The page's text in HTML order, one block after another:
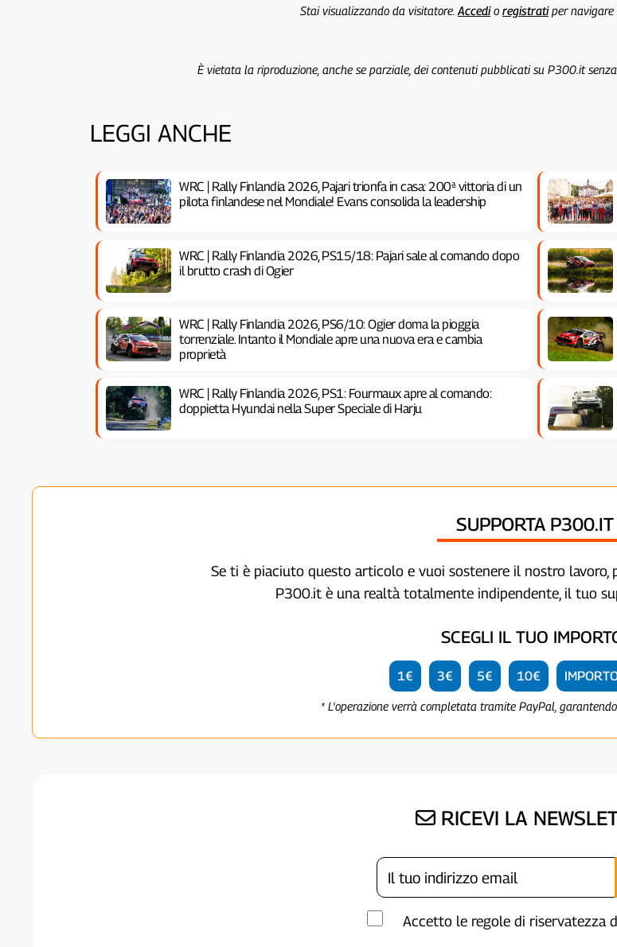
Stai visualizzando da visitatore. Accedio registratiper navigare
È vietata la riproduzione, anche se parziale, dei contenuti pubblicati su P300.it
LEGGI ANCHE
WRC | Rally Finlandia 2026, Pajari trionfa in casa: 200ª vittoria di un
pilota finlandese nel Mondiale! Evans consolida la leadership
WRC | Rally Finlandia 2026, PS15/18: Pajari sale al comando dopo
il brutto crash di Ogier
WRC | Rally Finlandia 2026, PS6/10: Ogier doma la pioggia
torrenziale. Intanto il Mondiale apre una nuova era e cambia
proprietà
WRC | Rally Finlandia 2026, PS1: Fourmaux apre al comando:
doppietta Hyundai nella Super Speciale di Harju
SUPPORTA P300.IT
Se ti è piaciuto questo articolo e vuoi sostenere il nostro
P300.it è una realtà totalmente indipendente, il tuo
SCEGLI IL TUO
1€ 3€ 5€ 10€
* L'operazione verrà completata tramite PayPal,
RICEVI LA
Accetto le regole di riservatezza